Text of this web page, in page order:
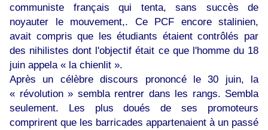
communiste français qui tenta, sans succès de
noyauter le mouvement,. Ce PCF encore stalinien,
avait compris que les étudiants étaient contrôlés par
des nihilistes dont l'objectif était ce que l'homme du 18
juin appela « la chienlit ».
Après un célèbre discours prononcé le 30 juin, la
« révolution » sembla rentrer dans les rangs. Sembla
seulement. Les plus doués de ses promoteurs
comprirent que les barricades appartenaient à un passé